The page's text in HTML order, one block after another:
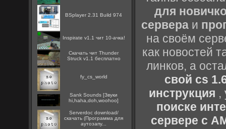
BSplayer 2.31 Build 974
Inspirate v1.1 чит 10-ачка!
Скачать чит Thunder
Struck v1.1 бесплатно
fy_cs_world
Sank Sounds [Звуки
hi,haha,doh,woohoo]
Serverdoc download/
скачать (Программа для
аутозапу...
для
сервера и
на своём
как новостей
линков, а
свой cs
инструкция ,
поиске
сервере с